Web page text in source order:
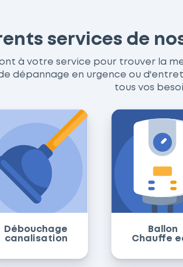
services de
à votre service pour trouver la
dépannage en urgence ou
tous vos
Débouchage
canalisation
Ballon
Chauffe